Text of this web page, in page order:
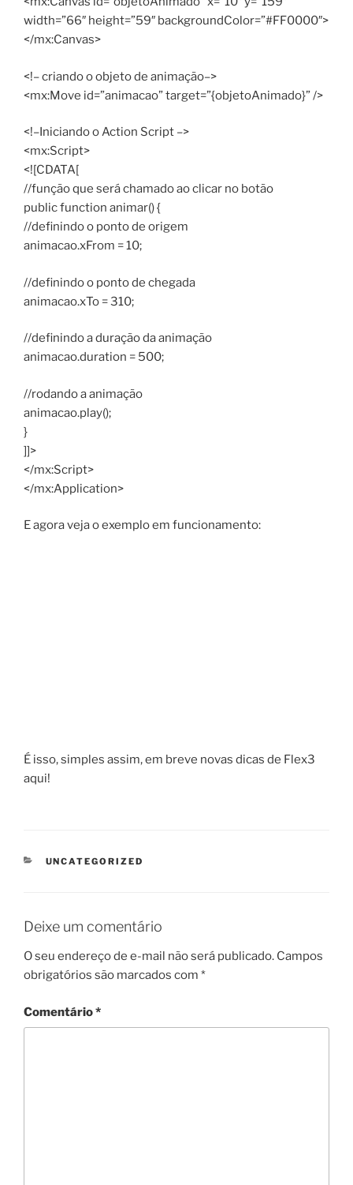
width=”66″ height=”59″ backgroundColor=”#FF0000″>
</mx:Canvas>
<!– criando o objeto de animação–>
<mx:Move id=”animacao” target=”{objetoAnimado}” />
<!–Iniciando o Action Script –>
<mx:Script>
<![CDATA[
//função que será chamado ao clicar no botão
public function animar() {
//definindo o ponto de origem
animacao.xFrom = 10;
//definindo o ponto de chegada
animacao.xTo = 310;
//definindo a duração da animação
animacao.duration = 500;
//rodando a animação
animacao.play();
}
]]>
</mx:Script>
</mx:Application>
E agora veja o exemplo em funcionamento:
É isso, simples assim, em breve novas dicas de Flex3
aqui!
CATEGORIAS
UNCATEGORIZED
Deixe um comentário
O seu endereço de e-mail não será publicado. Campos
obrigatórios são marcados com *
Comentário*